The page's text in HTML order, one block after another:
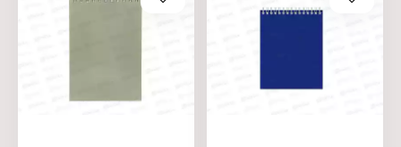
Материал обложки: